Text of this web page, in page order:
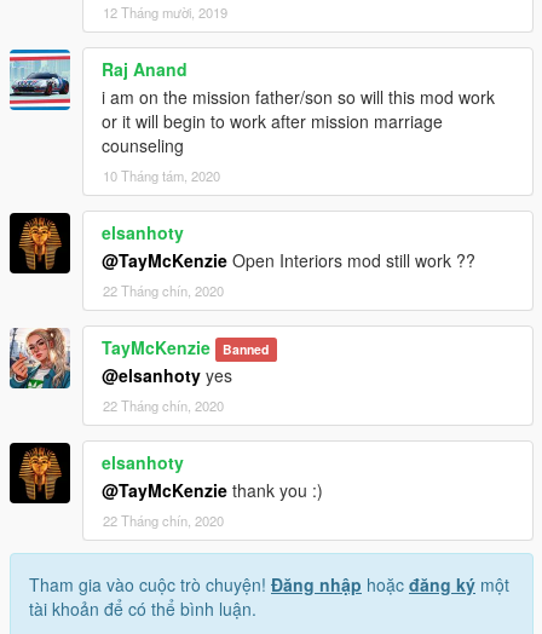
12 Tháng mười, 2019
Raj Anand
i am on the mission father/son so will this mod work
or it will begin to work after mission marriage
counseling
10 Tháng tám, 2020
elsanhoty
@TayMcKenzie Open Interiors mod still work ??
22 Tháng chín, 2020
TayMcKenzie Banned
@elsanhoty yes
22 Tháng chín, 2020
elsanhoty
@TayMcKenzie thank you :)
22 Tháng chín, 2020
Tham gia vào cuộc trò chuyện! Đăng nhập hoặc đăng ký một
tài khoản để có thể bình luận.